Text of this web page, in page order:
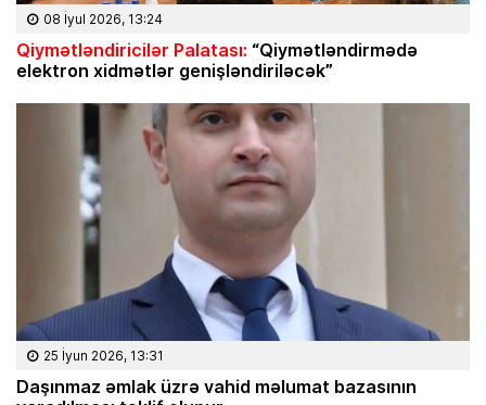
08 İyul 2026, 13:24
Qiymətləndiricilər Palatası: “Qiymətləndirmədə
elektron xidmətlər genişləndiriləcək”
25 İyun 2026, 13:31
Daşınmaz əmlak üzrə vahid məlumat bazasının